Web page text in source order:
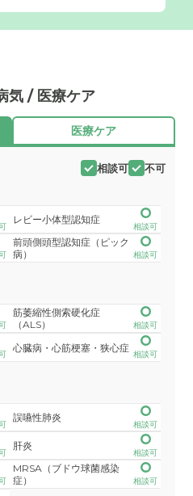
気 / 医療ケア
医療ケア
相談可 不可
レビー小体型認知症
相談可
前頭側頭型認知症（ピック
病）
相談可
筋萎縮性側索硬化症
（ALS）
相談可
心臓病・心筋梗塞・狭心症
相談可
誤嚥性肺炎
相談可
肝炎
相談可
MRSA（ブドウ球菌感染
症）
相談可